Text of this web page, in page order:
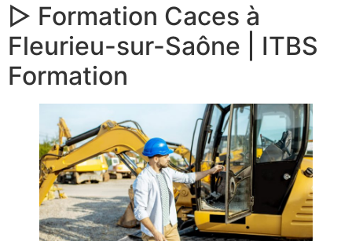
▷ Formation Caces à
Fleurieu-sur-Saône | ITBS
Formation